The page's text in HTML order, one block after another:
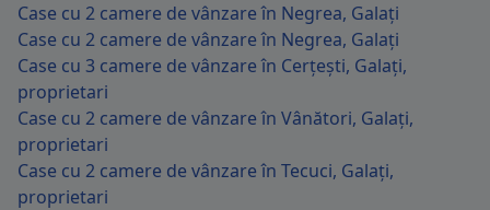
Case cu 2 camere de vânzare în Negrea, Galați
Case cu 2 camere de vânzare în Negrea, Galați
Case cu 3 camere de vânzare în Cerțești, Galați,
proprietari
Case cu 2 camere de vânzare în Vânători, Galați,
proprietari
Case cu 2 camere de vânzare în Tecuci, Galați,
proprietari